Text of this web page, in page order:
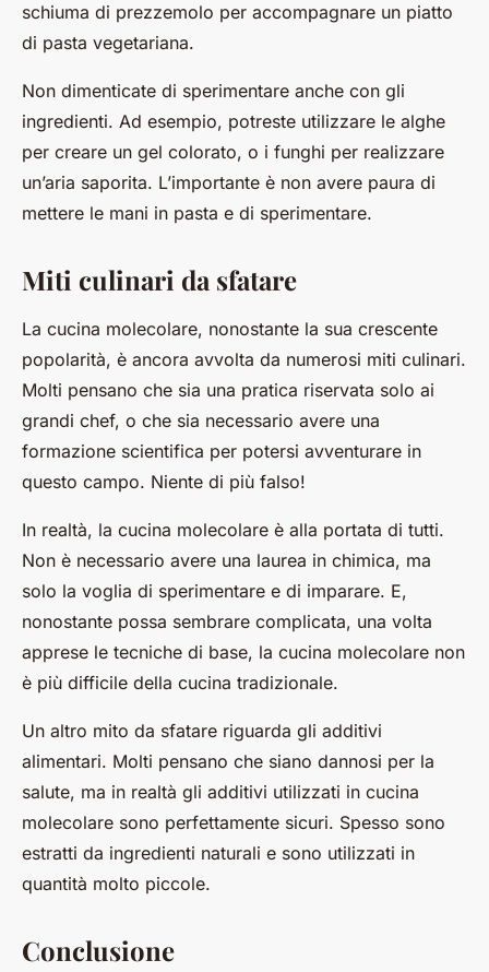
schiuma di prezzemolo per accompagnare un piatto
di pasta vegetariana.
Non dimenticate di sperimentare anche con gli
ingredienti. Ad esempio, potreste utilizzare le alghe
per creare un gel colorato, o i funghi per realizzare
un’aria saporita. L’importante è non avere paura di
mettere le mani in pasta e di sperimentare.
Miti culinari da sfatare
La cucina molecolare, nonostante la sua crescente
popolarità, è ancora avvolta da numerosi miti culinari.
Molti pensano che sia una pratica riservata solo ai
grandi chef, o che sia necessario avere una
formazione scientifica per potersi avventurare in
questo campo. Niente di più falso!
In realtà, la cucina molecolare è alla portata di tutti.
Non è necessario avere una laurea in chimica, ma
solo la voglia di sperimentare e di imparare. E,
nonostante possa sembrare complicata, una volta
apprese le tecniche di base, la cucina molecolare non
è più difficile della cucina tradizionale.
Un altro mito da sfatare riguarda gli additivi
alimentari. Molti pensano che siano dannosi per la
salute, ma in realtà gli additivi utilizzati in cucina
molecolare sono perfettamente sicuri. Spesso sono
estratti da ingredienti naturali e sono utilizzati in
quantità molto piccole.
Conclusione